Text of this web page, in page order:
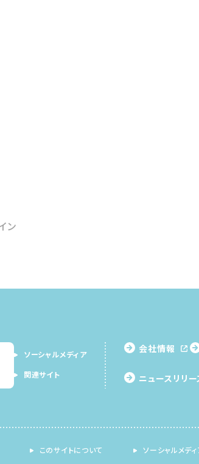
ン
ソーシャルメディア
関連サイト
会社情報
ニュースリリー
このサイトについて ソーシャルメデ